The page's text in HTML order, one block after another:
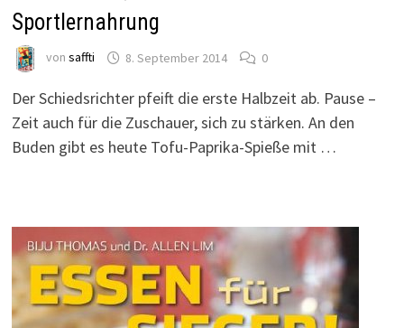
Sportlernahrung
von saffti 8. September 2014 0
Der Schiedsrichter pfeift die erste Halbzeit ab. Pause –
Zeit auch für die Zuschauer, sich zu stärken. An den
Buden gibt es heute Tofu-Paprika-Spieße mit …